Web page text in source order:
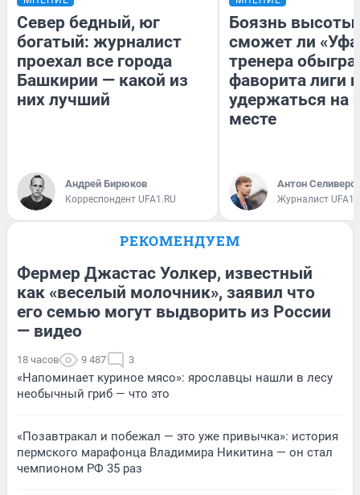
Север бедный, юг
богатый: журналист
проехал все города
Башкирии — какой из
них лучший
Андрей Бирюков
Корреспондент UFA1.RU
Боязнь высоты:
сможет ли
тренера
фаворита лиги и
удержаться на
месте
Антон
Журналист
РЕКОМЕНДУЕМ
Фермер Джастас Уолкер, известный
как «веселый молочник», заявил что
его семью могут выдворить из России
— видео
18 часов 9 487 3
«Напоминает куриное мясо»: ярославцы нашли в лесу
необычный гриб — что это
«Позавтракал и побежал — это уже привычка»: история
пермского марафонца Владимира Никитина — он стал
чемпионом РФ 35 раз